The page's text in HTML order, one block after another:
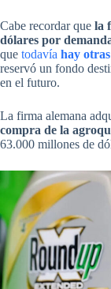
Cabe recordar que la
dólares por
que todavía hay
reservó un fondo
en el futuro.
La firma alemana
compra de la
63.000 millones de